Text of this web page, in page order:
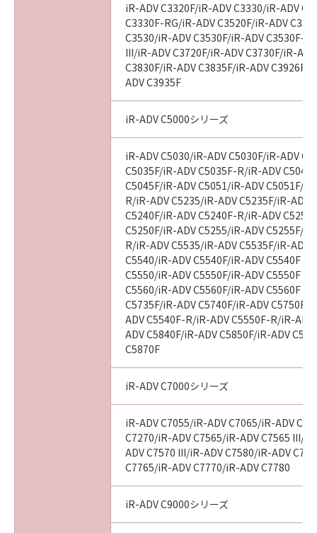
iR-ADV C3320F/iR-ADV C3330/iR-ADV
C3330F-RG/iR-ADV C3520F/iR-ADV
C3530/iR-ADV C3530F/iR-ADV C3530F-
III/iR-ADV C3720F/iR-ADV C3730F/iR-
C3830F/iR-ADV C3835F/iR-ADV C3926F/
ADV C3935F
iR-ADV C5000シリーズ
iR-ADV C5030/iR-ADV C5030F/iR-ADV
C5035F/iR-ADV C5035F-R/iR-ADV
C5045F/iR-ADV C5051/iR-ADV C5051F/
R/iR-ADV C5235/iR-ADV C5235F/iR-ADV
C5240F/iR-ADV C5240F-R/iR-ADV
C5250F/iR-ADV C5255/iR-ADV C5255F/
R/iR-ADV C5535/iR-ADV C5535F/iR-ADV
C5540/iR-ADV C5540F/iR-ADV C5540F
C5550/iR-ADV C5550F/iR-ADV C5550F
C5560/iR-ADV C5560F/iR-ADV C5560F
C5735F/iR-ADV C5740F/iR-ADV C5750F/
ADV C5540F-R/iR-ADV C5550F-R/iR-
ADV C5840F/iR-ADV C5850F/iR-ADV
C5870F
iR-ADV C7000シリーズ
iR-ADV C7055/iR-ADV C7065/iR-ADV
C7270/iR-ADV C7565/iR-ADV C7565 III/
ADV C7570 III/iR-ADV C7580/iR-ADV
C7765/iR-ADV C7770/iR-ADV C7780
iR-ADV C9000シリーズ